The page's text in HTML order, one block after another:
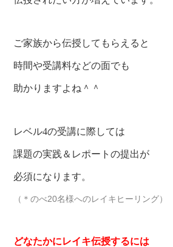
ご家族から伝授してもらえると
時間や受講料などの面でも
助かりますよね＾＾
レベル4の受講に際しては
課題の実践＆レポートの提出が
必須になります。
（＊のべ20名様へのレイキヒーリング）
どなたかにレイキ伝授するには